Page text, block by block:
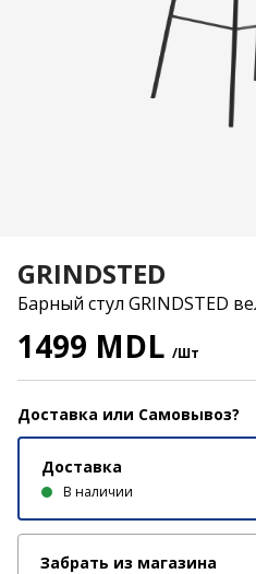
GRINDSTED
Барный стул GRINDSTED
1499 MDL /Шт
Доставка или Самовывоз?
Доставка
В наличии
Забрать из магазина